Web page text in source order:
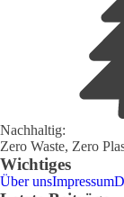
Nachhaltig:
Zero Waste, Zero
Wichtiges
Über unsImpressum